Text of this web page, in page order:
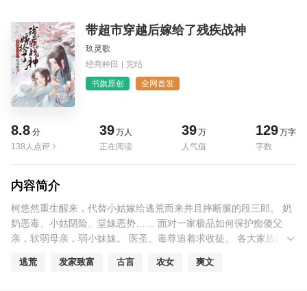
带超市穿越后嫁给了残疾战神
玖灵歌
经商种田 | 完结
书旗原创 全网首发
8.8 分
138人点评
39万人
正在阅读
39万
人气值
129万字
字数
内容简介
柯悠然重生醒来，代替小姑嫁给逃荒而来并且摔断腿的段三郎。 奶
奶恶毒、小姑阴险、堂妹恶势…… 面对一家极品如何保护痴傻父
亲，软弱母亲，弱小妹妹。 医圣、毒尊追着求收徒。 各大家族跪求
逃荒 发家致富 古言 农女 爽文